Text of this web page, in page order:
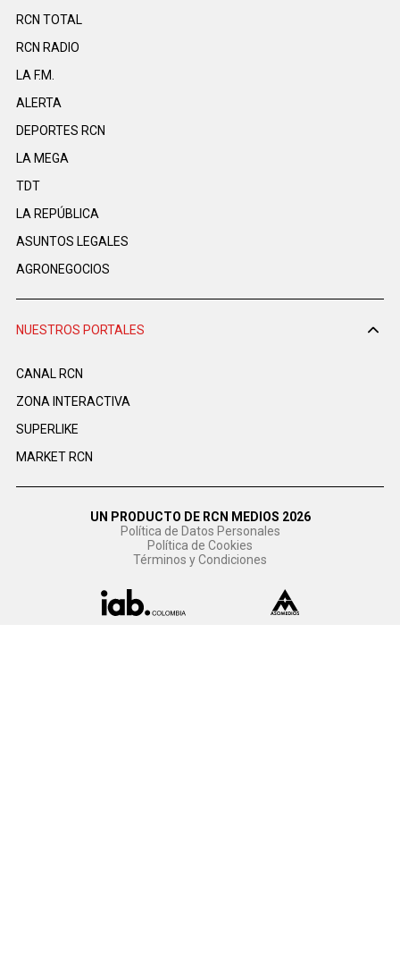
RCN TOTAL
RCN RADIO
LA F.M.
ALERTA
DEPORTES RCN
LA MEGA
TDT
LA REPÚBLICA
ASUNTOS LEGALES
AGRONEGOCIOS
NUESTROS PORTALES
CANAL RCN
ZONA INTERACTIVA
SUPERLIKE
MARKET RCN
UN PRODUCTO DE RCN MEDIOS 2026
Política de Datos Personales
Política de Cookies
Términos y Condiciones